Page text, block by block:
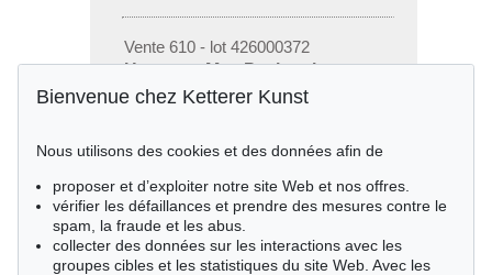
Vente 610 - lot 426000372
Hermann Max Pechstein
Reisebilder, 1919
Bienvenue chez Ketterer Kunst
Nous utilisons des cookies et des données afin de
proposer et d’exploiter notre site Web et nos offres.
vérifier les défaillances et prendre des mesures contre le
spam, la fraude et les abus.
collecter des données sur les interactions avec les
groupes cibles et les statistiques du site Web. Avec les